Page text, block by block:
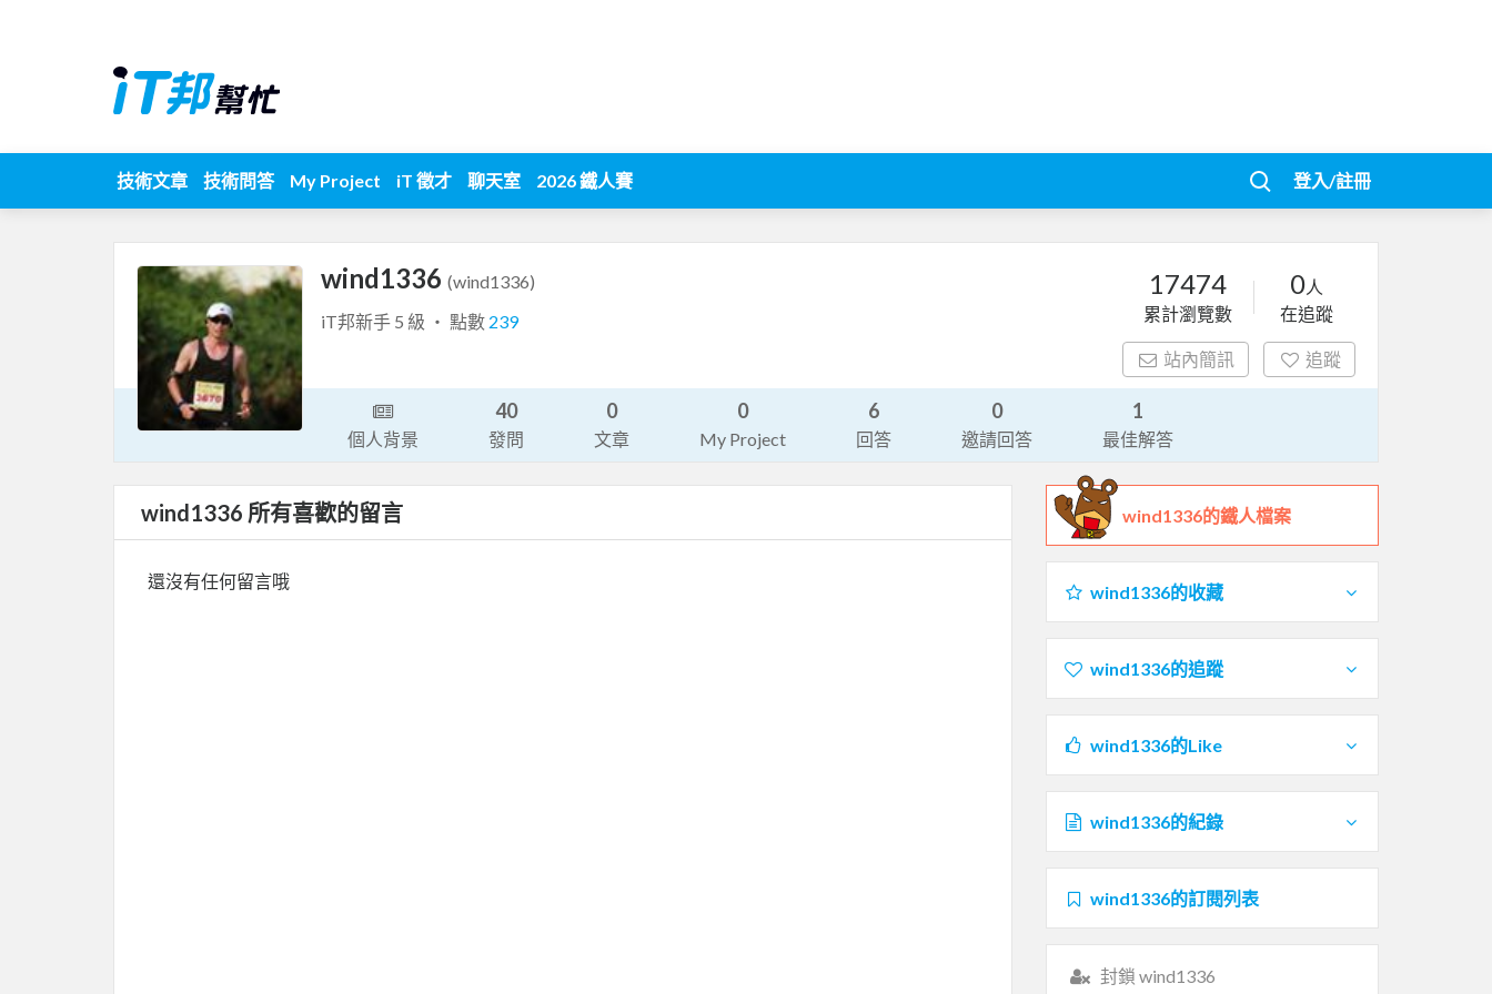
技術文章 技術問答 My Project iT 徵才 聊天室 2026 鐵人賽 登入/註冊
wind1336 (wind1336)
iT邦新手 5 級 ‧ 點數 239
17474
累計瀏覽數
0人
在追蹤
站內簡訊 追蹤
個人背景
40
發問
0
文章
0
My Project
6
回答
0
邀請回答
1
最佳解答
wind1336 所有喜歡的留言
還沒有任何留言哦
wind1336的鐵人檔案
wind1336的收藏
wind1336的追蹤
wind1336的Like
wind1336的紀錄
wind1336的訂閱列表
封鎖 wind1336